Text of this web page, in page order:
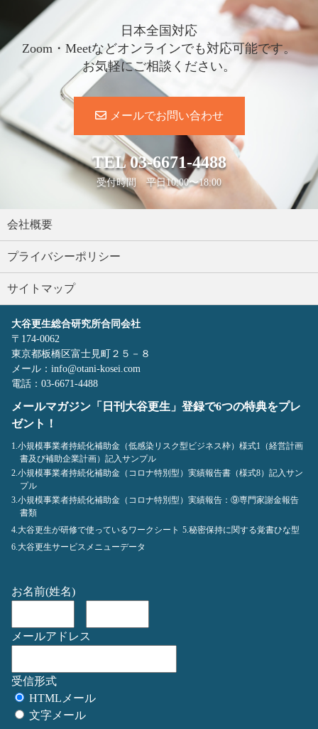
日本全国対応
Zoom・Meetなどオンラインでも対応可能です。
お気軽にご相談ください。
メールでお問い合わせ
TEL03-6671-4488
受付時間 平日10:00〜18:00
会社概要
プライバシーポリシー
サイトマップ
大谷更生総合研究所合同会社
〒174-0062
東京都板橋区富士見町２５－８
メール：info@otani-kosei.com
電話：03-6671-4488
メールマガジン「日刊大谷更生」登録で6つの特典をプレ
ゼント！
1.小規模事業者持続化補助金（低感染リスク型ビジネス枠）様式1（経営計画
書及び補助企業計画）記入サンプル
2.小規模事業者持続化補助金（コロナ特別型）実績報告書（様式8）記入サン
プル
3.小規模事業者持続化補助金（コロナ特別型）実績報告：⑨専門家謝金報告
書類
4.大谷更生が研修で使っているワークシート 5.秘密保持に関する覚書ひな型
6.大谷更生サービスメニューデータ
お名前(姓名)
メールアドレス
受信形式
HTMLメール
文字メール